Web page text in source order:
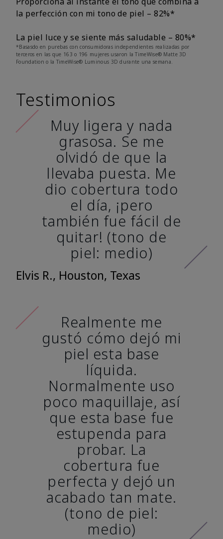
la perfección con mi tono de piel – 82%*
La piel luce y se siente más saludable – 80%*
*Basasdo en purebas con consumidoras independientes realizadas por
terceros en las que 163 o 196 mujeres usaron la TimeWise® Matte 3D
Foundation o la TimeWise® Luminous 3D durante una semana.
Testimonios
Muy ligera y nada
grasosa. Se me
olvidó de que la
llevaba puesta. Me
dio cobertura todo
el día, ¡pero
también fue fácil de
quitar! (tono de
piel: medio)
Elvis R., Houston, Texas
Realmente me
gustó cómo dejó mi
piel esta base
líquida.
Normalmente uso
poco maquillaje, así
que esta base fue
estupenda para
probar. La
cobertura fue
perfecta y dejó un
acabado tan mate.
(tono de piel:
medio)